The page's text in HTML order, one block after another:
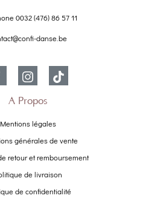
0032 (476) 86 57 11
danse.be
À Propos
Mentions légales
générales de vente
retour et remboursement
de livraison
de confidentialité